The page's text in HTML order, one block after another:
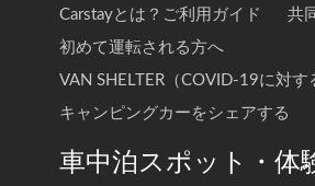
Carstayとは？ご利用ガイド
共
初めて運転される方へ
VAN SHELTER（COVID-19に対す
キャンピングカーをシェアする
車中泊スポット・体